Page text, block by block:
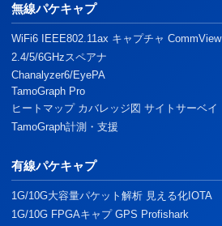
無線パケキャプ
WiFi6 IEEE802.11ax キャプチャ CommView
2.4/5/6GHzスペアナ
Chanalyzer6/EyePA
TamoGraph Pro
ヒートマップ カバレッジ図 サイトサーベイ
TamoGraph計測・支援
有線パケキャプ
1G/10G大容量パケット解析 見える化IOTA
1G/10G FPGAキャプ GPS Profishark